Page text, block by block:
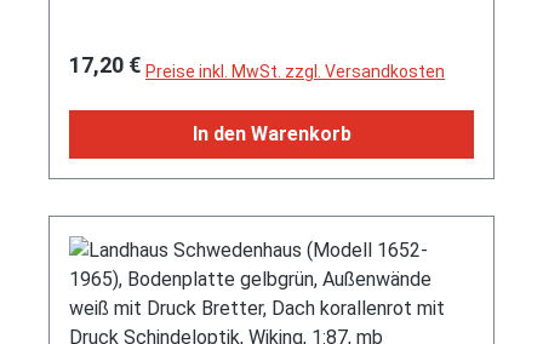
(Teilenummer 111 601 025 C, Typ geschlossen
ohne Hump) und Reifen 5.60-15 bzw. 155 SR 15
sowie Buckelradkappe mit VW-Logo
(Teilenummer 111 601 151, Farbcode chrom)),
Regulärer Preis:
17,20 € Preise inkl. MwSt. zzgl. Versandkosten
In den Warenkorb